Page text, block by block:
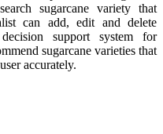
sugarcane variety that
can add, edit and delete
support system for
sugarcane varieties that
accurately.